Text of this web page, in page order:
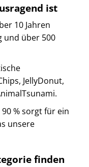
ist
10 Jahren
und über 500
JellyDonut,
% sorgt für ein
unsere
finden